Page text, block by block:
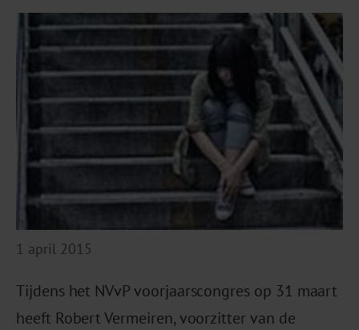
1 april 2015
Tijdens het NVvP voorjaarscongres op 31 maart
heeft Robert Vermeiren, voorzitter van de